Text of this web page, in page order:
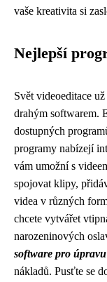
vaše kreativita si
Nejlepší
Svět videoeditace
drahým softwarem.
dostupných
programy nabízejí
vám umožní s
spojovat klipy,
videa v různých
chcete vytvářet
narozeninových
software pro
nákladů. Pusťte se